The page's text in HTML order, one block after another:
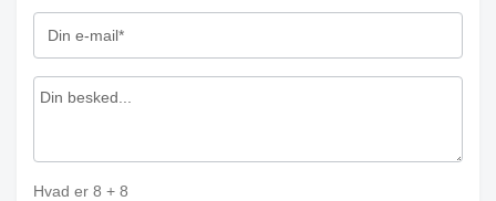
Hvad er 8 + 8